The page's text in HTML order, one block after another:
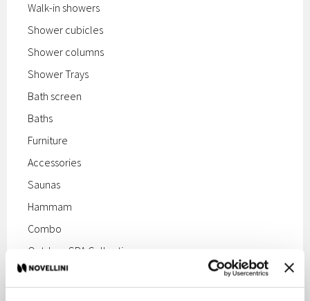
Walk-in showers
Shower cubicles
Shower columns
Shower Trays
Bath screen
Baths
Furniture
Accessories
Saunas
Hammam
Combo
Outdoor SPA Collection
Sauna & Hammam